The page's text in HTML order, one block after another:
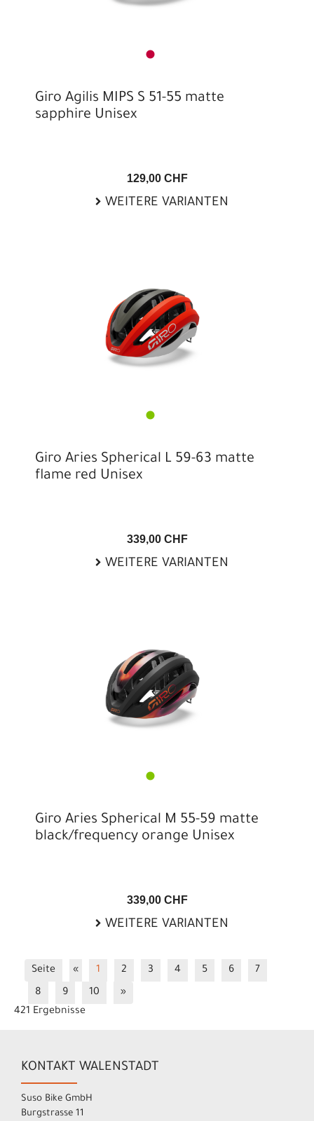
Giro Agilis MIPS S 51-55 matte
sapphire Unisex
129,00 CHF
WEITERE VARIANTEN
Giro Aries Spherical L 59-63 matte
flame red Unisex
339,00 CHF
WEITERE VARIANTEN
Giro Aries Spherical M 55-59 matte
black/frequency orange Unisex
339,00 CHF
WEITERE VARIANTEN
Seite « 1 2 3 4 5 6
7
8
9 10
»
421 Ergebnisse
KONTAKT WALENSTADT
Suso Bike GmbH
Burgstrasse 11